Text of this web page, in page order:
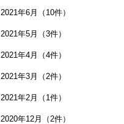
2021年6月（10件）
2021年5月（3件）
2021年4月（4件）
2021年3月（2件）
2021年2月（1件）
2020年12月（2件）